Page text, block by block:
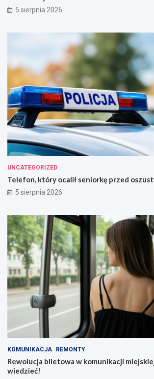
5 sierpnia 2026
UNCATEGORIZED
Telefon, który ocalił seniorkę przed
5 sierpnia 2026
KOMUNIKACJA REMONTY
Rewolucja biletowa w komunikacji
wiedzieć!